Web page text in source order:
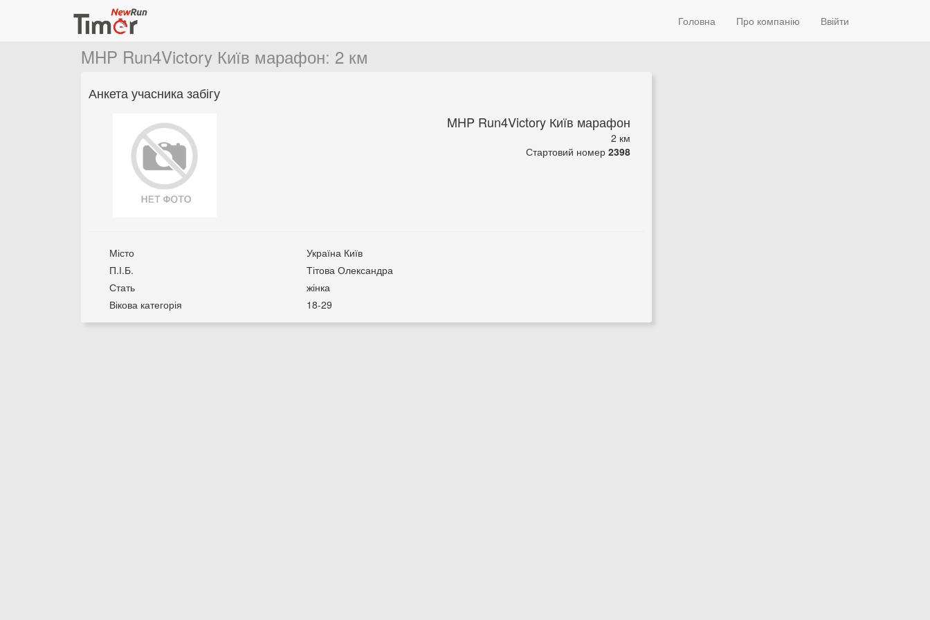
Головна Про компанію Ввійти
MHP Run4Victory Київ марафон: 2 км
Анкета учасника забігу
MHP Run4Victory Київ марафон
2 км
Стартовий номер 2398
Місто
Україна Київ
П.І.Б.
Тітова Олександра
Стать
жінка
Вікова категорія
18-29